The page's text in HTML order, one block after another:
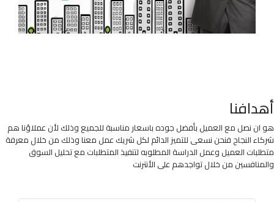
أهدافنا
هو ان نصل مع العميل بأفضل جوده باسعار مناسبة للجميع وذلك لأن عملاؤنا هم
شركاء النجاح فنحن نسعى للتميز الدائم لكل شريك عمل معنا وذلك من خلال معرفة
متطلبات العميل وعمل الدراسة المطلوبه لتنفيذ المتطلبات مع تحليل السوق
والمنافسين من خلال تواجدهم على الأنترنت